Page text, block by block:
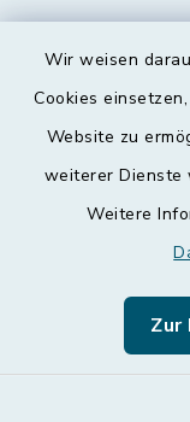
Wir weisen
Cookies
Website zu
weiterer Dienste
Weitere
Zur